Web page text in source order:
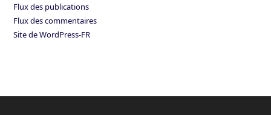
Flux des publications
Flux des commentaires
Site de WordPress-FR